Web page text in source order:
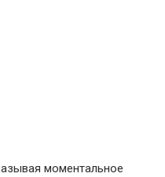
моментальное